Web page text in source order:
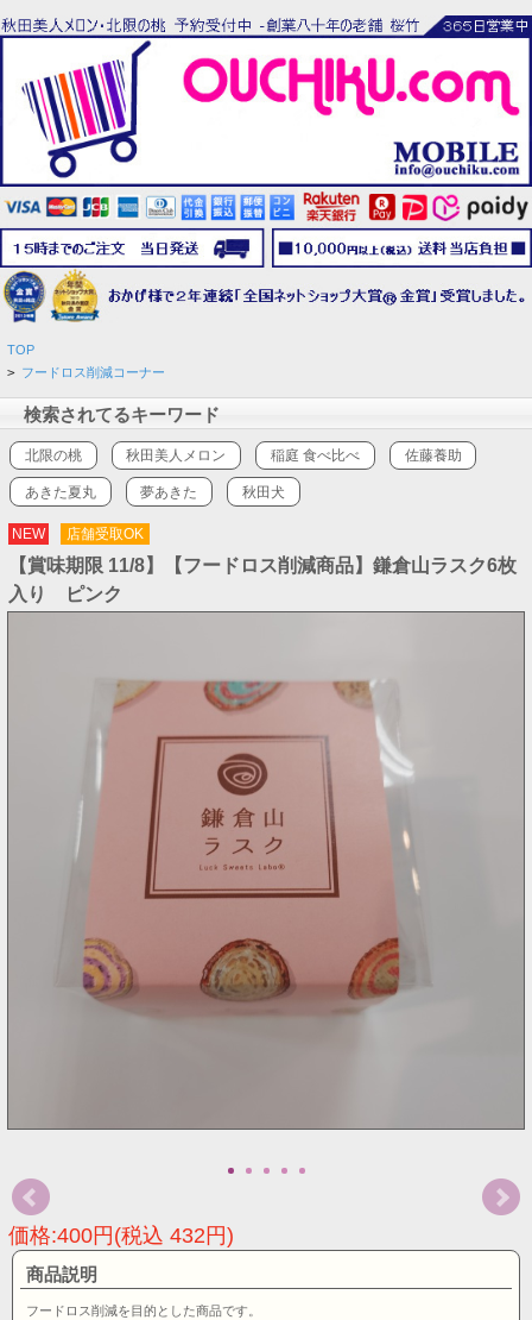
TOP
> フードロス削減コーナー
検索されてるキーワード
北限の桃 秋田美人メロン 稲庭 食べ比べ 佐藤養助
あきた夏丸 夢あきた 秋田犬
NEW 店舗受取OK
【賞味期限 11/8】【フードロス削減商品】鎌倉山ラスク6枚
入り ピンク
価格:400円(税込 432円)
商品説明
フードロス削減を目的とした商品です。